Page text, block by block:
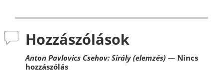
Hozzászólások
Anton Pavlovics Csehov: Sirály (elemzés)— Nincs
hozzászólás